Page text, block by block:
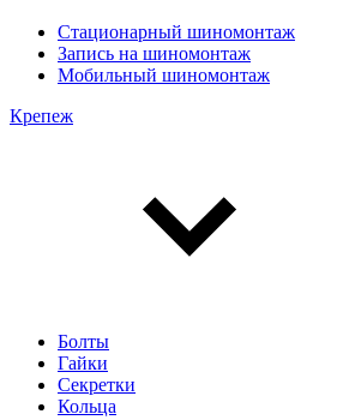
Стационарный шиномонтаж
Запись на шиномонтаж
Мобильный шиномонтаж
Крепеж
Болты
Гайки
Секретки
Кольца